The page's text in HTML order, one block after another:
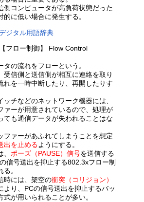
側コンピュータが高負荷状態だった
的に低い場合に発生する。
ジタル用語辞典
フロー制御】 Flow Control
タの流れをフローという。
受信側と送信側が相互に連絡を取り
れを一時中断したり、再開したりす
ッチなどのネットワーク機器には、
ァーが用意されているので、処理が
ても通信データが失われることはな
ファーがあふれてしまうことを想定
出を止めるようにする。
ポーズ（PAUSE）信号を送信する
信号送出を抑止する802.3xフロー制
。
時には、架空の衝突（コリジョン）
より、PCの信号送出を抑止するバッ
式が用いられることが多い。